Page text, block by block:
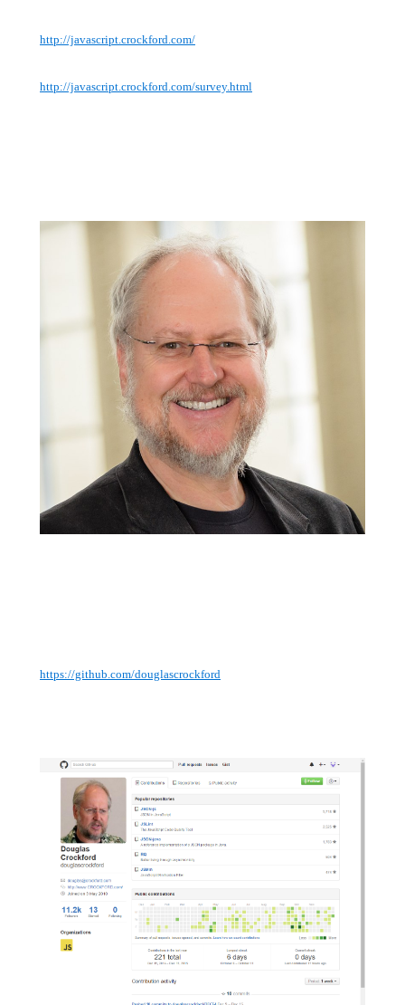
http://javascript.crockford.com/
http://javascript.crockford.com/survey.html
https://github.com/douglascrockford